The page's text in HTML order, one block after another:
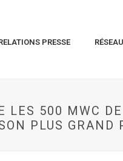
PRESSE
LES 500 MWC
PLUS GRAND